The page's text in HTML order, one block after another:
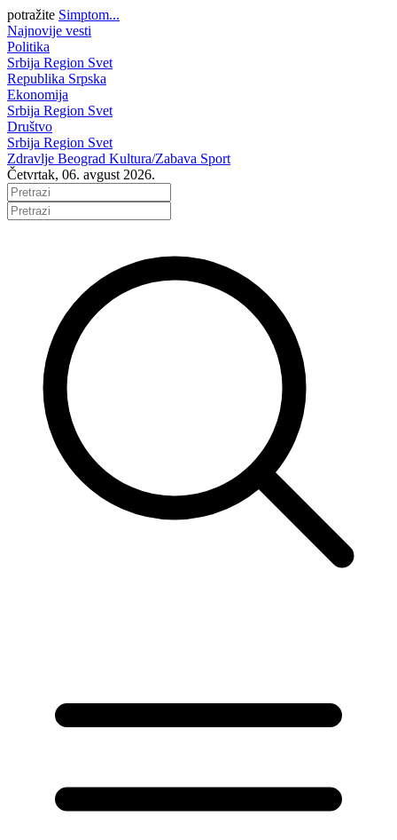
potražite Simptom...
Najnovije vesti
Politika
Srbija Region Svet
Republika Srpska
Ekonomija
Srbija Region Svet
Društvo
Srbija Region Svet
Zdravlje Beograd Kultura/Zabava Sport
Četvrtak, 06. avgust 2026.